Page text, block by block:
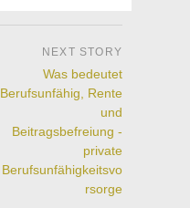
Was bedeutet
Berufsunfähig, Rente
und
Beitragsbefreiung -
private
Berufsunfähigkeitsvo
rsorge